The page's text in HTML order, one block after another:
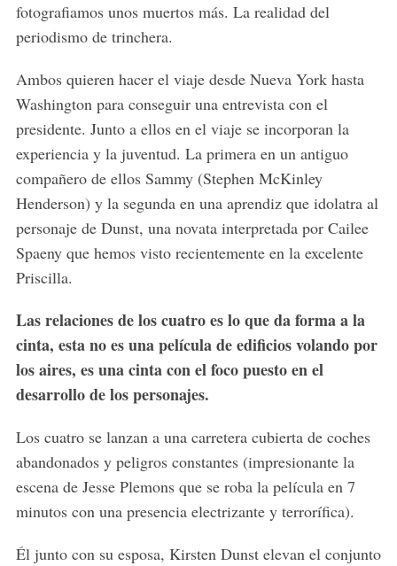
fotografiamos unos muertos más. La realidad del
periodismo de trinchera.
Ambos quieren hacer el viaje desde Nueva York hasta
Washington para conseguir una entrevista con el
presidente. Junto a ellos en el viaje se incorporan la
experiencia y la juventud. La primera en un antiguo
compañero de ellos Sammy (Stephen McKinley
Henderson) y la segunda en una aprendiz que idolatra al
personaje de Dunst, una novata interpretada por Cailee
Spaeny que hemos visto recientemente en la excelente
Priscilla.
Las relaciones de los cuatro es lo que da forma a la
cinta, esta no es una película de edificios volando por
los aires, es una cinta con el foco puesto en el
desarrollo de los personajes.
Los cuatro se lanzan a una carretera cubierta de coches
abandonados y peligros constantes (impresionante la
escena de Jesse Plemons que se roba la película en 7
minutos con una presencia electrizante y terrorífica).
Él junto con su esposa, Kirsten Dunst elevan el conjunto